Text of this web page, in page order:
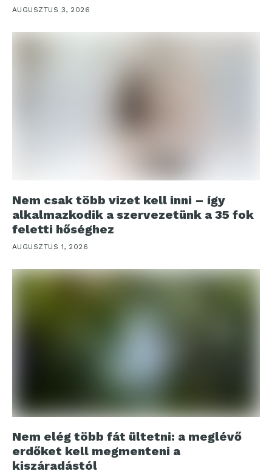
AUGUSZTUS 3, 2026
Nem csak több vizet kell inni – így
alkalmazkodik a szervezetünk a 35 fok
feletti hőséghez
AUGUSZTUS 1, 2026
Nem elég több fát ültetni: a meglévő
erdőket kell megmenteni a
kiszáradástól